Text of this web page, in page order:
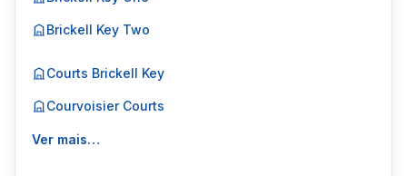
Brickell Key Two
Courts Brickell Key
Courvoisier Courts
Ver mais…